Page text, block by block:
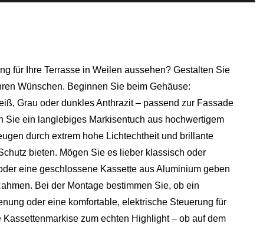
für Ihre Terrasse in Weilen aussehen? Gestalten Sie
Wünschen. Beginnen Sie beim Gehäuse:
Grau oder dunkles Anthrazit – passend zur Fassade
Sie ein langlebiges Markisentuch aus hochwertigem
durch extrem hohe Lichtechtheit und brillante
bieten. Mögen Sie es lieber klassisch oder
eine geschlossene Kassette aus Aluminium geben
Bei der Montage bestimmen Sie, ob ein
oder eine komfortable, elektrische Steuerung für
zum echten Highlight – ob auf dem